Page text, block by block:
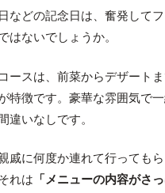
などの記念日は、奮発して
はないでしょうか。
ースは、前菜からデザート
特徴です。豪華な雰囲気で
違いなしです。
戚に何度か連れて行っても
れは 「メニューの内容がさ